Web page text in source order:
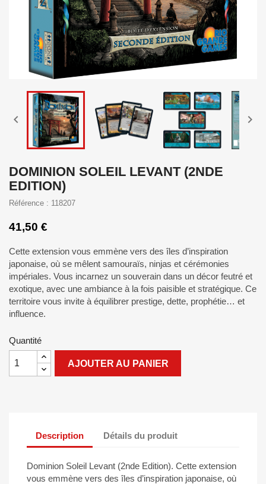
 
DOMINION SOLEIL LEVANT (2NDE
EDITION)
Référence : 118207
41,50 €
Cette extension vous emmène vers des îles d’inspiration
japonaise, où se mêlent samouraïs, ninjas et cérémonies
impériales. Vous incarnez un souverain dans un décor feutré et
exotique, avec une ambiance à la fois paisible et stratégique. Ce
territoire vous invite à équilibrer prestige, dette, prophétie… et
influence.
Quantité
AJOUTER AU PANIER
Description Détails du produit
Dominion Soleil Levant (2nde Edition). Cette extension
vous emmène vers des îles d’inspiration japonaise, où